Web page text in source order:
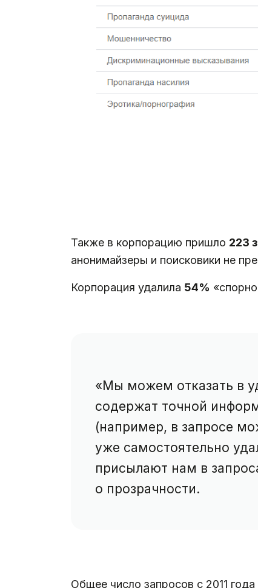
Также в корпорацию пришло 223
анонимайзеры и поисковики не
Корпорация удалила 54%
«Мы можем отказать в
содержат точной
(например, в запросе
уже самостоятельно
присылают нам в
о прозрачности.
Общее число запросов с 2011